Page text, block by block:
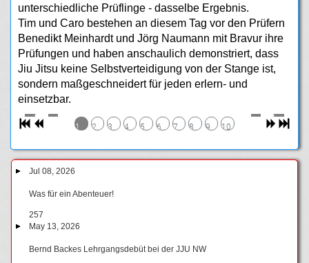
unterschiedliche Prüflinge - dasselbe Ergebnis.
Tim und Caro bestehen an diesem Tag vor den Prüfern
Benedikt Meinhardt und Jörg Naumann mit Bravur ihre
Prüfungen und haben anschaulich demonstriert, dass
Jiu Jitsu keine Selbstverteidigung von der Stange ist,
sondern maßgeschneidert für jeden erlern- und
einsetzbar.
1 2 3 4 5 6 7 8 9 10
Jul 08, 2026
Was für ein Abenteuer!
257
May 13, 2026
Bernd Backes Lehrgangsdebüt bei der JJU NW